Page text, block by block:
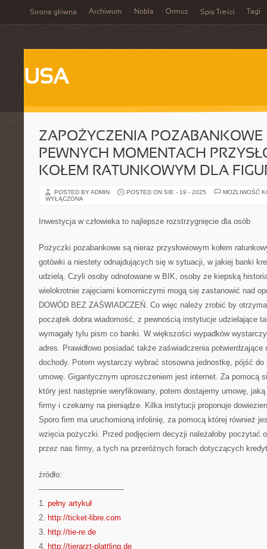
Strona główna Archiwum Nobla Ormuz Spis Treści Tagi
USA
ZAPOŻYCZENIA POZABANKOWE
PEWNYCH MOMENTACH
KOŁEM RATUNKOWYM DLA
POSTED BY ADMIN POSTED ON SIE - 19 - 2025
MOŻLIWOŚĆ
WYŁĄCZONA
Inwestycja w człowieka to najlepsze rozstrzygnięcie dla osób
Pożyczki pozabankowe są nieraz przysłowiowym kołem
gotówki a niestety odnajdujących się w sytuacji, w jakiej banki
udzielą. Czyli osoby odnotowane w BIK, osoby ze kiepską
wielokrotnie zajęciami komorniczymi mogą się zastanowić nad
DOWÓD BEZ ZAŚWIADCZEŃ. Co więc należy zrobić by
początek dobra wiadomość, z pewnością instytucje udzielające
wymagały tylu pism co banki. W większości wypadków
adres. Prawidłowo posiadać także zaświadczenia potwierdzające
dochody. Potem wystarczy wybrać stosowna jednostkę, pójść
umowę. Gigantycznym uproszczeniem jest internet. Za pomocą
który jest następnie weryfikowany, potem dostajemy umowę,
firmy i czekamy na pieniądze. Kilka instytucji proponuje
Sporo firm ma uruchomioną infolinię, za pomocą której również
wzięcia pożyczki. Przed podjęciem decyzji należałoby poczytać
przez nas firmy, a tych na przeróżnych forach dotyczących
źródło:
———————————
1. pełny artykuł
2. http://ticket-libre.com
3. http://tie-re.de
4. http://tierarzt-plattling.de